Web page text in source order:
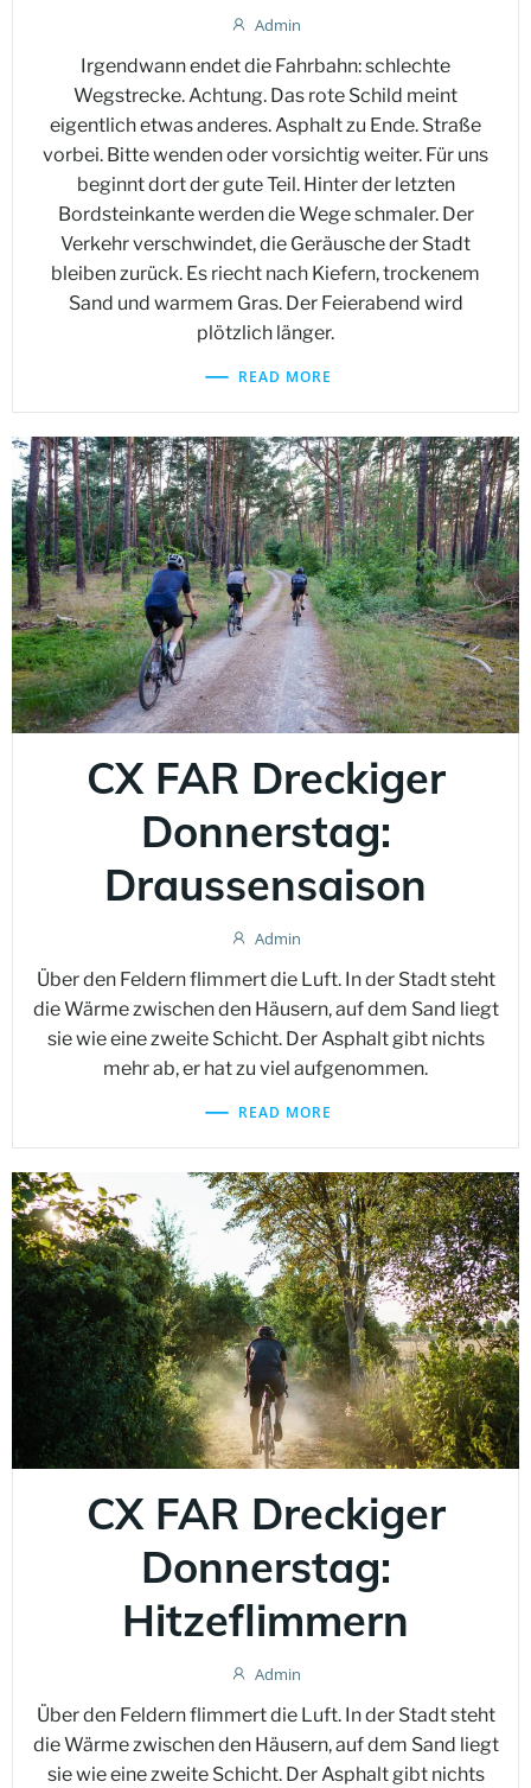
Admin
Irgendwann endet die Fahrbahn: schlechte
Wegstrecke. Achtung. Das rote Schild meint
eigentlich etwas anderes. Asphalt zu Ende. Straße
vorbei. Bitte wenden oder vorsichtig weiter. Für uns
beginnt dort der gute Teil. Hinter der letzten
Bordsteinkante werden die Wege schmaler. Der
Verkehr verschwindet, die Geräusche der Stadt
bleiben zurück. Es riecht nach Kiefern, trockenem
Sand und warmem Gras. Der Feierabend wird
plötzlich länger.
READ MORE
CX FAR Dreckiger
Donnerstag:
Draussensaison
Admin
Über den Feldern flimmert die Luft. In der Stadt steht
die Wärme zwischen den Häusern, auf dem Sand liegt
sie wie eine zweite Schicht. Der Asphalt gibt nichts
mehr ab, er hat zu viel aufgenommen.
READ MORE
CX FAR Dreckiger
Donnerstag:
Hitzeflimmern
Admin
Über den Feldern flimmert die Luft. In der Stadt steht
die Wärme zwischen den Häusern, auf dem Sand liegt
sie wie eine zweite Schicht. Der Asphalt gibt nichts